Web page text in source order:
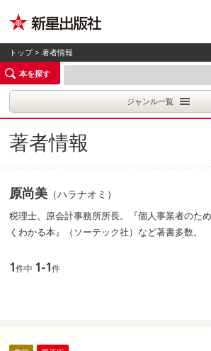
トップ> 著者情報
本を探す
ジャンル一覧
著者情報
原尚美 （ハラナオミ）
税理士。原会計事務所所長。『個人事業者のた
くわかる本』（ソーテック社）など著書多数。
1件中 1-1件